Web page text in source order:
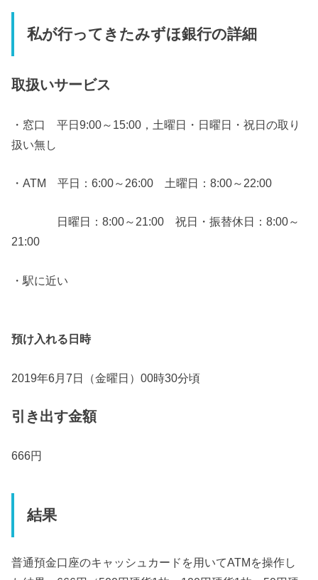
私が行ってきたみずほ銀行の詳細
取扱いサービス
・窓口 平日9:00～15:00，土曜日・日曜日・祝日の取り
扱い無し
・ATM 平日：6:00～26:00 土曜日：8:00～22:00
日曜日：8:00～21:00 祝日・振替休日：8:00～
21:00
・駅に近い
預け入れる日時
2019年6月7日（金曜日）00時30分頃
引き出す金額
666円
結果
普通預金口座のキャッシュカードを用いてATMを操作し